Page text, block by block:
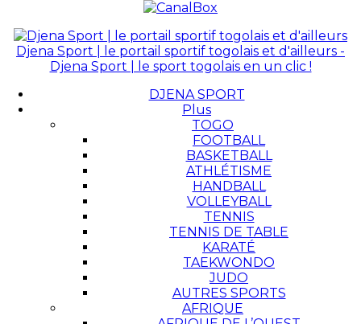
Djena Sport | le portail sportif togolais et d'ailleurs -
Djena Sport | le sport togolais en un clic !
DJENA SPORT
Plus
TOGO
FOOTBALL
BASKETBALL
ATHLÉTISME
HANDBALL
VOLLEYBALL
TENNIS
TENNIS DE TABLE
KARATÉ
TAEKWONDO
JUDO
AUTRES SPORTS
AFRIQUE